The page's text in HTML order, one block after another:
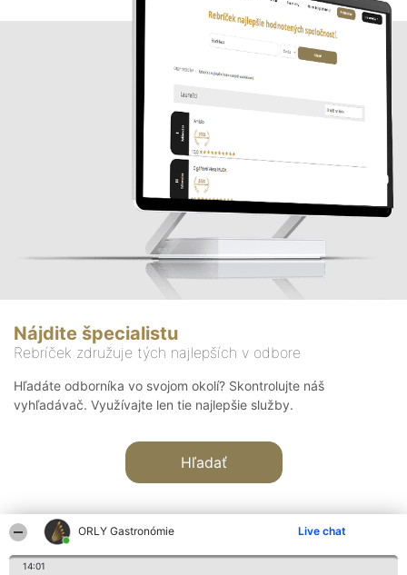
ORLY Gastronómie Live chat
14:01
Nájdite špecialistu
Rebríček združuje tých najlepších v odbore
Hľadáte odborníka vo svojom okolí? Skontrolujte náš
vyhľadávač. Využívajte len tie najlepšie služby.
Hľadať